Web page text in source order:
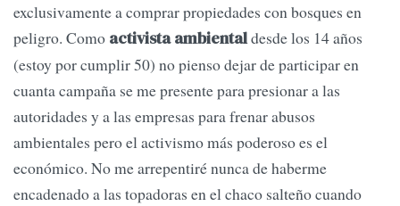
exclusivamente a comprar propiedades con bosques en
peligro. Como activista ambientaldesde los 14 años
(estoy por cumplir 50) no pienso dejar de participar en
cuanta campaña se me presente para presionar a las
autoridades y a las empresas para frenar abusos
ambientales pero el activismo más poderoso es el
económico. No me arrepentiré nunca de haberme
encadenado a las topadoras en el chaco salteño cuando